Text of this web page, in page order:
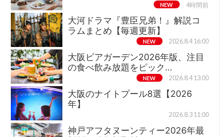
NEW 4時間前
大河ドラマ『豊臣兄弟！』解説コ
ラムまとめ【毎週更新】
NEW 2026.8.4 16:00
大阪ビアガーデン2026年版、注目
の食べ飲み放題をピック…
NEW 2026.8.4 13:00
大阪のナイトプール8選【2026
年】
2026.8.3 11:00
神戸アフタヌーンティー2026年最